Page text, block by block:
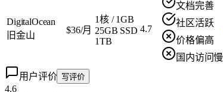
DigitalOcean
旧金山
$36/月
1核/1GB
25GB SSD
1TB
4.7
文档完善
社区活跃
价格偏高
国内访问慢
用户评价 写评价
4.6